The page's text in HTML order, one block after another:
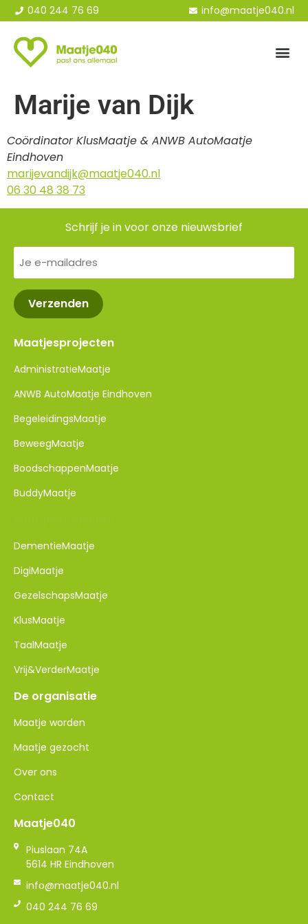
040 244 76 69 info@maatje040.nl
Marije van Dijk
Coördinator KlusMaatje & ANWB AutoMaatje
Eindhoven
marijevandijk@maatje040.nl
06 30 48 38 73
Schrijf je in voor onze nieuwsbrief
E-
mailadres
Maatjesprojecten
AdministratieMaatje
ANWB AutoMaatje Eindhoven
BegeleidingsMaatje
BeweegMaatje
BoodschappenMaatje
BuddyMaatje
DementieMaatje​
DigiMaatje
GezelschapsMaatje
KlusMaatje
TaalMaatje
Vrij&VerderMaatje
De organisatie
Maatje worden
Maatje gezocht
Over ons
Contact
Maatje040
Piuslaan 74A
5614 HR Eindhoven
info@maatje040.nl
040 244 76 69